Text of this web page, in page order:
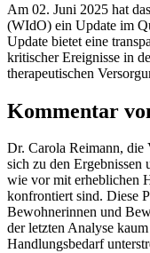
Am 02. Juni 2025 hat
(WIdO) ein Update im
Update bietet eine
kritischer Ereignisse in
therapeutischen
Kommentar
Dr. Carola Reimann, die
sich zu den Ergebnissen
wie vor mit erheblichen
konfrontiert sind. Diese
Bewohnerinnen und
der letzten Analyse
Handlungsbedarf